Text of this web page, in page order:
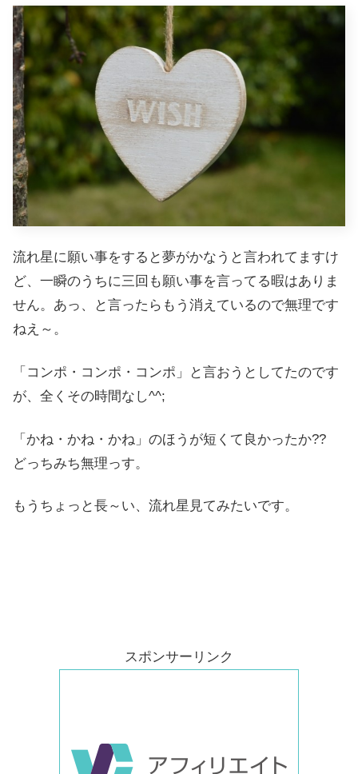
流れ星に願い事をすると夢がかなうと言われてますけ
ど、一瞬のうちに三回も願い事を言ってる暇はありま
せん。あっ、と言ったらもう消えているので無理です
ねえ～。
「コンポ・コンポ・コンポ」と言おうとしてたのです
が、全くその時間なし^^;
「かね・かね・かね」のほうが短くて良かったか??
どっちみち無理っす。
もうちょっと長～い、流れ星見てみたいです。
スポンサーリンク